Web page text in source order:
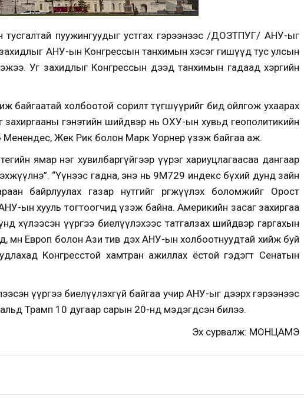
пуужингуудыг устгах гэрээнээс /ДОЗТПУГ/ АНУ-ыг
захидлыг АНУ-ын Конгрессын танхимын хэсэг гишүүд тус улсын
Уг захидлыг Конгрессын дээд танхимын гадаад хэргийн
байгаатай холбоотой сорилт түгшүүрийг бид ойлгож ухаарах
гэнэтийн шийдвэр нь ОХУ-ын хувьд геополитикийн
Менендес, Жек Рик болон Марк Уорнер үзэж байгаа аж.
ямар нэг хувилбаргүйгээр үүрэг хариуцлагаасаа дангаар
“Үүнээс гадна, энэ нь 9M729 индекс бүхий дунд зайн
байрлуулах газар нутгийг өргөжүүлэх боломжийг Орост
ын хууль тогтоогчид үзэж байна. Америкийн засаг захиргаа
хүлээсэн үүргээ биелүүлэхээс татгалзах шийдвэр гаргахын
мөн Европ болон Ази тив дэх АНУ-ын холбоотнуудтай хийж буй
Конгресстой хамтран ажиллах ёстой гэдэгт Сенатын
үүргээ биелүүлэхгүй байгаа учир АНУ-ыг дээрх гэрээнээс
Трамп 10 дугаар сарын 20-нд мэдэгдсэн билээ.
Эх сурвалж: МОНЦАМЭ